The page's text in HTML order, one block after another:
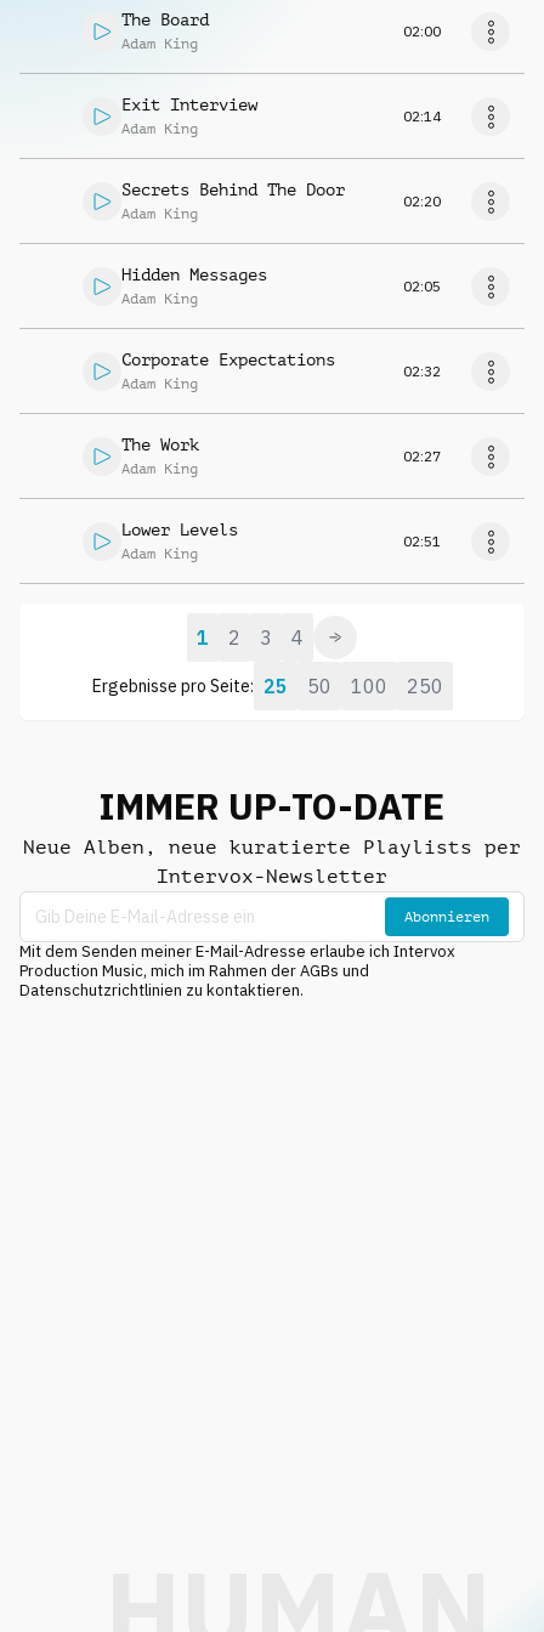
The Board
Adam King
02:00
Exit Interview
Adam King
02:14
Secrets Behind The Door
Adam King
02:20
Hidden Messages
Adam King
02:05
Corporate Expectations
Adam King
02:32
The Work
Adam King
02:27
Lower Levels
Adam King
02:51
Ergebnisse pro Seite: 25 50 100 250
1 2 3 4
IMMER UP-TO-DATE
Neue Alben, neue kuratierte Playlists per
Intervox-Newsletter
Abonnieren
Mit dem Senden meiner E-Mail-Adresse erlaube ich Intervox
Production Music, mich im Rahmen der AGBs und
Datenschutzrichtlinien zu kontaktieren.